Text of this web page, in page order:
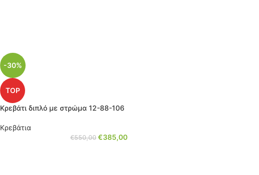
-30%
TOP
Κρεβάτι διπλό με στρώμα 12-88-106
Κρεβάτια
€550,00 €385,00